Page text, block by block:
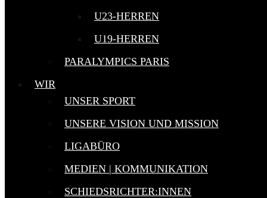
U23-HERREN
U19-HERREN
PARALYMPICS PARIS
WIR
UNSER SPORT
UNSERE VISION UND MISSION
LIGABÜRO
MEDIEN | KOMMUNIKATION
SCHIEDSRICHTER:INNEN